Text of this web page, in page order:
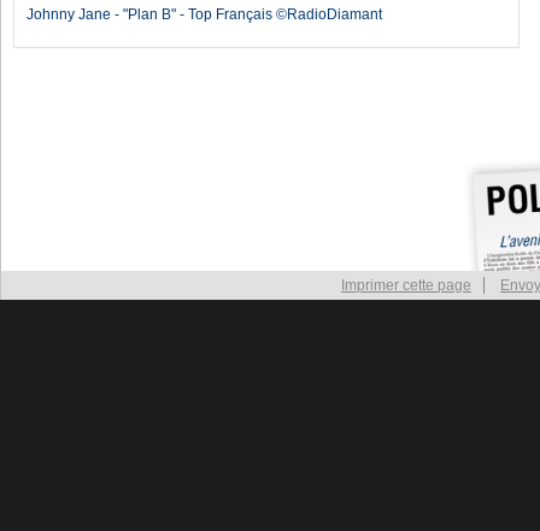
Johnny Jane - "Plan B" - Top Français ©RadioDiamant
Imprimer cette page